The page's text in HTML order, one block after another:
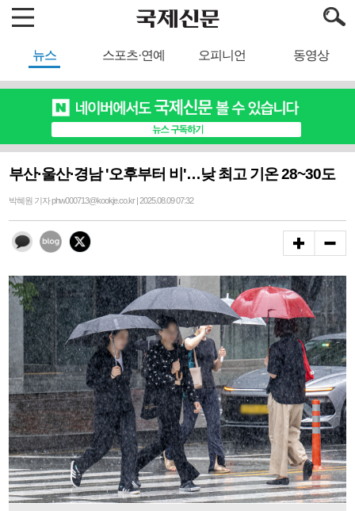
뉴스 스포츠·연예 오피니언 동영상
부산·울산·경남 '오후부터 비'…낮 최고 기온 28~30도
박혜원 기자 phw000713@kookje.co.kr | 2025.08.09 07:32